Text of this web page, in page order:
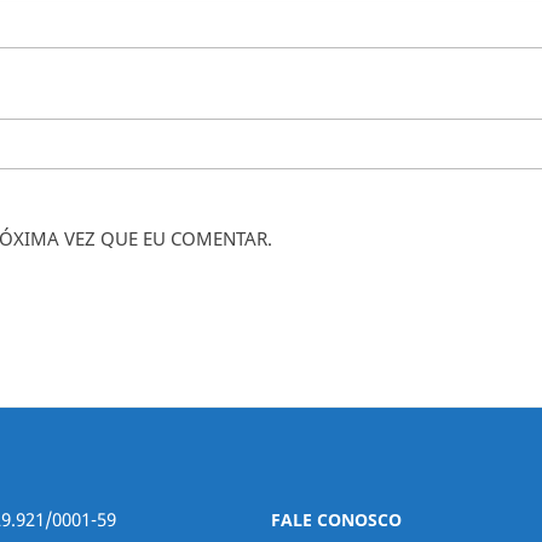
VEZ QUE EU COMENTAR.
0001-59 FALE CONOSCO